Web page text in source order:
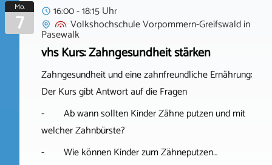
Mo.
7
16:00 - 18:15 Uhr
Volkshochschule Vorpommern-Greifswaldin
Pasewalk
vhs Kurs: Zahngesundheit stärken
Zahngesundheit und eine zahnfreundliche Ernährung:
Der Kurs gibt Antwort auf die Fragen
- Ab wann sollten Kinder Zähne putzen und mit
welcher Zahnbürste?
- Wie können Kinder zum Zähneputzen…